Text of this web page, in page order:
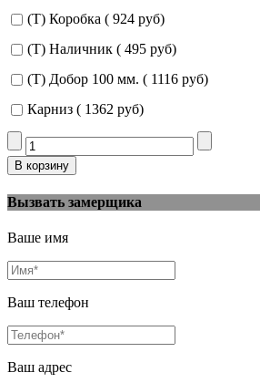
(Т) Коробка ( 924 руб)
(Т) Наличник ( 495 руб)
(Т) Добор 100 мм. ( 1116 руб)
Карниз ( 1362 руб)
Вызвать замерщика
Ваше имя
Ваш телефон
Ваш адрес